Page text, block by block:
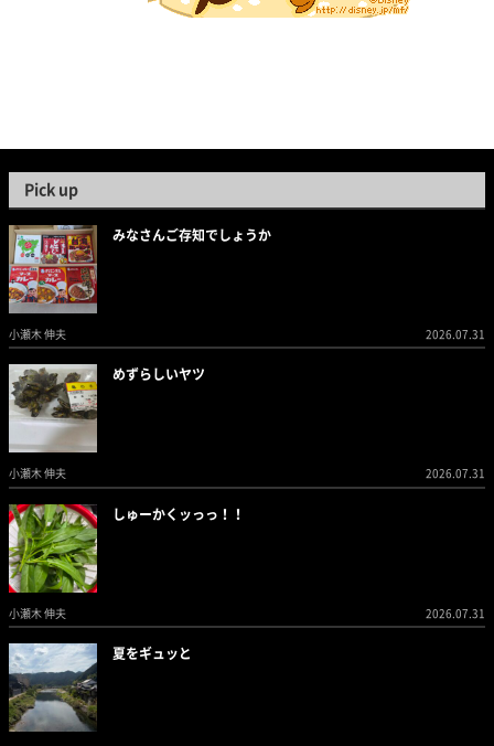
Pick up
みなさんご存知でしょうか
小瀬木 伸夫 2026.07.31
めずらしいヤツ
小瀬木 伸夫 2026.07.31
しゅーかくッっっ！！
小瀬木 伸夫 2026.07.31
夏をギュッと